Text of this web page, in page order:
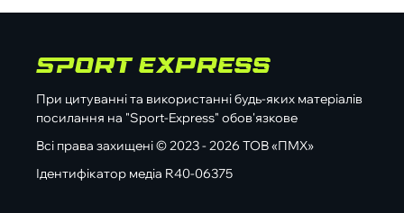
При цитуванні та використанні будь-яких матеріалів
посилання на "Sport-Express" обов'язкове
Всі права захищені © 2023 - 2026 ТОВ «ПМХ»
Ідентифікатор медіа R40-06375